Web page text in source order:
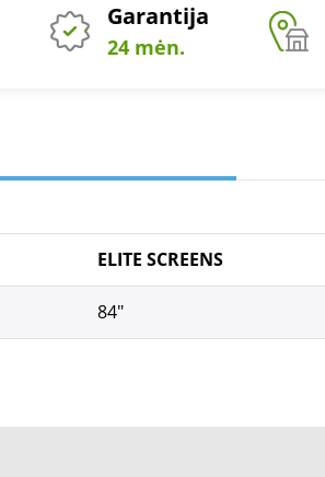
Garantija
24 mėn.
ELITE SCREENS
84"